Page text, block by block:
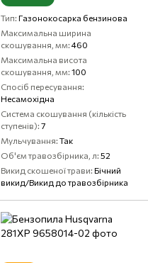
Тип Газонокосарка бензинова
Максимальна ширина
скошування, мм 460
Максимальна висота
скошування, мм 100
Спосіб пересування
Несамохідна
Система скошування (кількість
ступенів) 7
Мульчування Так
Об'єм травозбірника, л 52
Викид скошеної трави Бічний
викид/Викид до травозбірника